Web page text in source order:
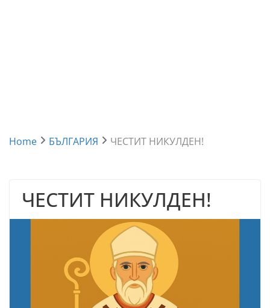
Home БЪЛГАРИЯ ЧЕСТИТ НИКУЛДЕН!
ЧЕСТИТ НИКУЛДЕН!